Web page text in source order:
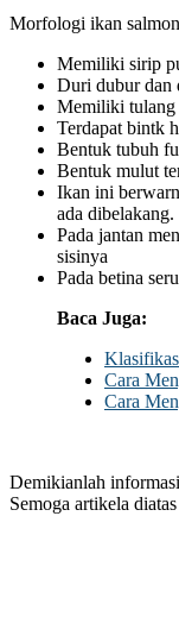
Morfologi ikan
Memiliki sirip
Duri dubur dan
Memiliki tulang
Terdapat bintk
Bentuk tubuh
Bentuk mulut
Ikan ini
ada dibelakang.
Pada jantan
sisinya
Pada betina
Baca Juga:
Cara
Cara
Demikianlah
Semoga artikela